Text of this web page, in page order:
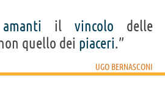
amanti il vincolo delle
quello dei piaceri.”
UGO BERNASCONI